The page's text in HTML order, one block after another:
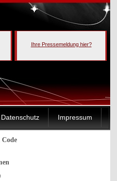
Ihre Pressemeldung hier?
Datenschutz Impressum